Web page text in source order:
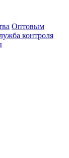
Оптовым
контроля